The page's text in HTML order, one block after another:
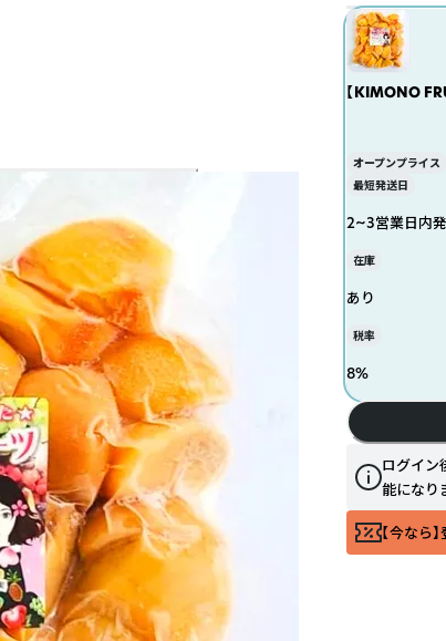
【KIMONO FRUITS
オープンプライス
最短発送日
2~3営業日内
在庫
あり
税率
8%
ログイン
能になり
【今なら